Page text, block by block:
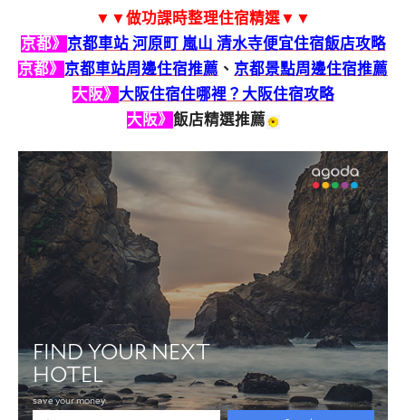
▼▼做功課時整理住宿精選▼▼
京都》 京都車站 河原町 嵐山 清水寺便宜住宿飯店攻略
京都》 京都車站周邊住宿推薦 、 京都景點周邊住宿推薦
大阪》 大阪住宿住哪裡？大阪住宿攻略
大阪》 飯店精選推薦